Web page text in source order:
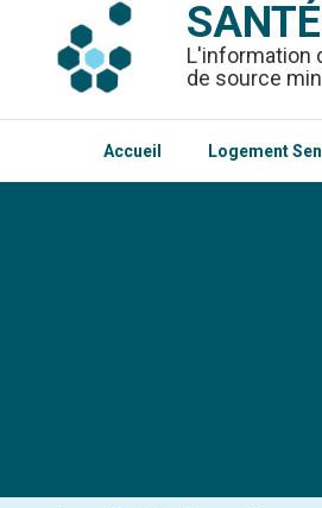
L'information
de source
Accueil Logement